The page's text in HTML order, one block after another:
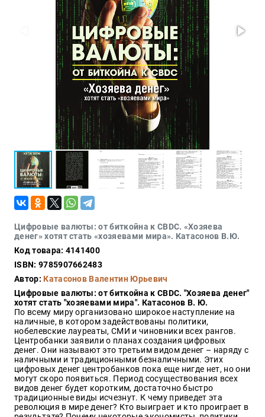
Цифровые валюты: от биткойна к CBDC. «Хозяева
денег» хотят стать «хозяевами мира». Катасонов В.Ю.
Код товара: 4141400
ISBN: 9785907662483
Автор: Катасонов Валентин Юрьевич
Цифровые валюты: от биткойна к CBDC. "Хозяева денег"
хотят стать "хозяевами мира". Катасонов В. Ю.
По всему миру организовано широкое наступление на
наличные, в котором задействованы политики,
нобелевские лауреаты, СМИ и чиновники всех рангов.
Центробанки заявили о планах создания цифровых
денег. Они называют это третьим видом денег – наряду с
наличными и традиционными безналичными. Этих
цифровых денег центробанков пока еще нигде нет, но они
могут скоро появиться. Период сосуществования всех
видов денег будет коротким, достаточно быстро
традиционные виды исчезнут. К чему приведет эта
революция в мире денег? Кто выиграет и кто проиграет в
Философия
Военная
история
Конспирология
Политика
Разное
Кухня,
гастрономия,
кулинария
Закон
и
здоровье
Оптовикам
Авторам
Контакты
Мероприятия
+7(499)
350-17-
79
Москва